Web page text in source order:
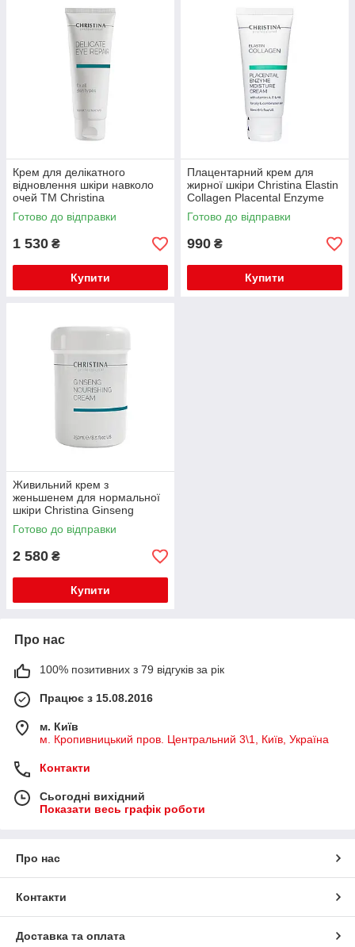
Крем для делікатного
відновлення шкіри навколо
очей TM Christina
Готово до відправки
1 530 ₴
Купити
Плацентарний крем для
жирної шкіри Christina Elastin
Collagen Placental Enzyme
Moisture Cream with Vit.A,
E&HA 60 мл
Готово до відправки
990 ₴
Купити
Живильний крем з
женьшенем для нормальної
шкіри Christina Ginseng
Nourishing Cream 250мл
Готово до відправки
2 580 ₴
Купити
Про нас
100% позитивних з 79 відгуків за рік
Працює з 15.08.2016
м. Київ
м. Кропивницький пров. Центральний 3\1, Київ, Україна
Контакти
Сьогодні вихідний
Показати весь графік роботи
Про нас
Контакти
Доставка та оплата